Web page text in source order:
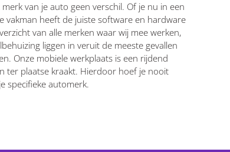
van je auto geen verschil. Of je nu in een
vakman heeft de juiste software en hardware
van alle merken waar wij mee werken,
liggen in veruit de meeste gevallen
Onze mobiele werkplaats is een rijdend
ter plaatse kraakt. Hierdoor hoef je nooit
specifieke automerk.